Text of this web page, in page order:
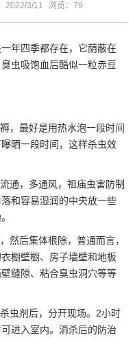
2022/3/11 浏览： 79
年四季都存在，它荫蔽在
虫吸饱血后酷似一粒赤豆
，最好是用热水泡一段时间
晒一段时间，这样杀虫效
通，多通风，祖庙虫害防制
和容易湿润的中央放一些
然后集体根除，普通而言，
橱壁橱、房子墙壁和地板
缝隙、粘合臭虫洞穴等等
杀虫剂 后，分开现场。2小时
进入室内。消杀后的防治